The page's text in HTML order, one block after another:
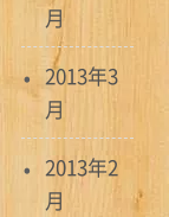
月
2013年3
月
2013年2
月